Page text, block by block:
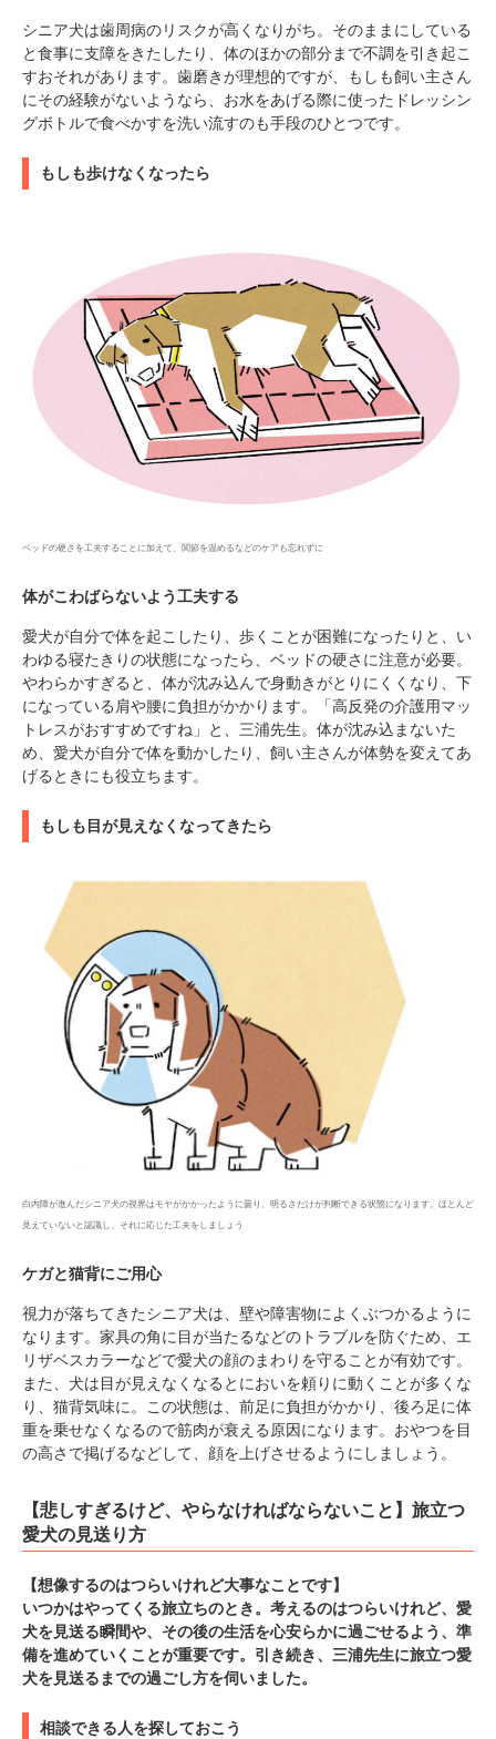
シニア犬は歯周病のリスクが高くなりがち。そのままにしている
と食事に支障をきたしたり、体のほかの部分まで不調を引き起こ
すおそれがあります。歯磨きが理想的ですが、もしも飼い主さん
にその経験がないようなら、お水をあげる際に使ったドレッシン
グボトルで食べかすを洗い流すのも手段のひとつです。
もしも歩けなくなったら
ベッドの硬さを工夫することに加えて、関節を温めるなどのケアも忘れずに
体がこわばらないよう工夫する
愛犬が自分で体を起こしたり、歩くことが困難になったりと、い
わゆる寝たきりの状態になったら、ベッドの硬さに注意が必要。
やわらかすぎると、体が沈み込んで身動きがとりにくくなり、下
になっている肩や腰に負担がかかります。「高反発の介護用マッ
トレスがおすすめですね」と、三浦先生。体が沈み込まないた
め、愛犬が自分で体を動かしたり、飼い主さんが体勢を変えてあ
げるときにも役立ちます。
もしも目が見えなくなってきたら
白内障が進んだシニア犬の視界はモヤがかかったように曇り、明るさだけが判断できる状態になります。ほとんど
見えていないと認識し、それに応じた工夫をしましょう
ケガと猫背にご用心
視力が落ちてきたシニア犬は、壁や障害物によくぶつかるように
なります。家具の角に目が当たるなどのトラブルを防ぐため、エ
リザベスカラーなどで愛犬の顔のまわりを守ることが有効です。
また、犬は目が見えなくなるとにおいを頼りに動くことが多くな
り、猫背気味に。この状態は、前足に負担がかかり、後ろ足に体
重を乗せなくなるので筋肉が衰える原因になります。おやつを目
の高さで掲げるなどして、顔を上げさせるようにしましょう。
【悲しすぎるけど、やらなければならないこと】旅立つ
愛犬の見送り方
【想像するのはつらいけれど大事なことです】
いつかはやってくる旅立ちのとき。考えるのはつらいけれど、愛
犬を見送る瞬間や、その後の生活を心安らかに過ごせるよう、準
備を進めていくことが重要です。引き続き、三浦先生に旅立つ愛
犬を見送るまでの過ごし方を伺いました。
相談できる人を探しておこう